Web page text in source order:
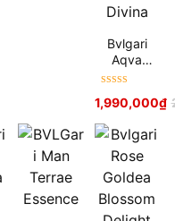
Bvlgari
Aqva
Divina
hạng5sao
1,990,000₫